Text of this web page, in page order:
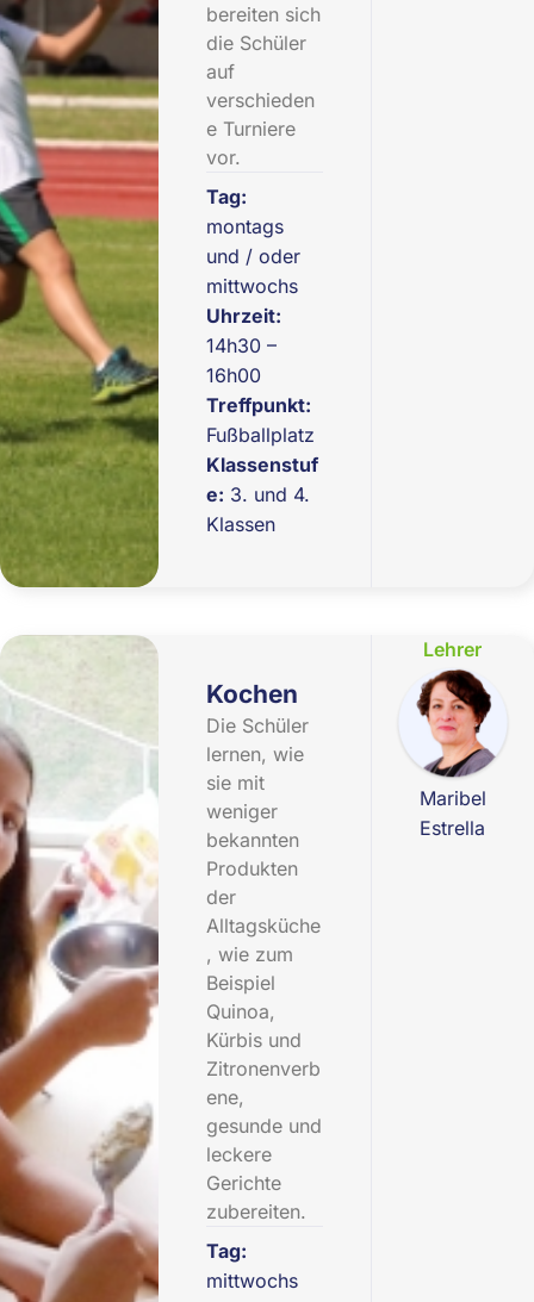
bereiten sich
die Schüler
auf
verschieden
e Turniere
vor.
Tag:
montags
und / oder
mittwochs
Uhrzeit:
14h30 –
16h00
Treffpunkt:
Fußballplatz
Klassenstuf
e: 3. und 4.
Klassen
Kochen
Die Schüler
lernen, wie
sie mit
weniger
bekannten
Produkten
der
Alltagsküche
, wie zum
Beispiel
Quinoa,
Kürbis und
Zitronenverb
ene,
gesunde und
leckere
Gerichte
zubereiten.
Tag:
mittwochs
Lehrer
Maribel
Estrella